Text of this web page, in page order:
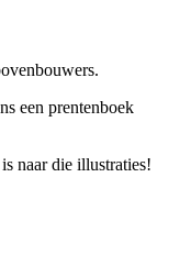
een prentenboek
naar die illustraties!